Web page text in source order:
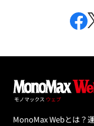
MonoMax Webとは？